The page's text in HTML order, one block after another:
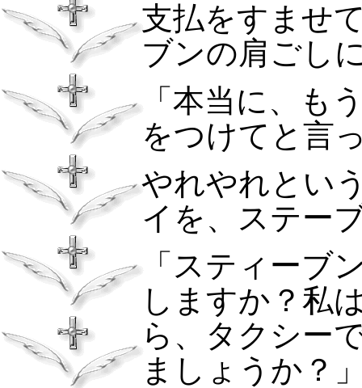
支払をすませ
ブンの肩ごし
「本当に、も
をつけてと言
やれやれとい
イを、ステー
「スティーブ
しますか？私
ら、タクシー
ましょうか？